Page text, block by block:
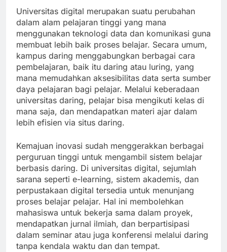
Universitas digital merupakan suatu perubahan
dalam alam pelajaran tinggi yang mana
menggunakan teknologi data dan komunikasi guna
membuat lebih baik proses belajar. Secara umum,
kampus daring menggabungkan berbagai cara
pembelajaran, baik itu daring atau luring, yang
mana memudahkan aksesibilitas data serta sumber
daya pelajaran bagi pelajar. Melalui keberadaan
universitas daring, pelajar bisa mengikuti kelas di
mana saja, dan mendapatkan materi ajar dalam
lebih efisien via situs daring.
Kemajuan inovasi sudah menggerakkan berbagai
perguruan tinggi untuk mengambil sistem belajar
berbasis daring. Di universitas digital, sejumlah
sarana seperti e-learning, sistem akademis, dan
perpustakaan digital tersedia untuk menunjang
proses belajar pelajar. Hal ini membolehkan
mahasiswa untuk bekerja sama dalam proyek,
mendapatkan jurnal ilmiah, dan berpartisipasi
dalam seminar atau juga konferensi melalui daring
tanpa kendala waktu dan dan tempat.